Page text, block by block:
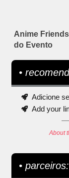
Anime
do Evento
•
Adicione
Add your
About
• parceiros: